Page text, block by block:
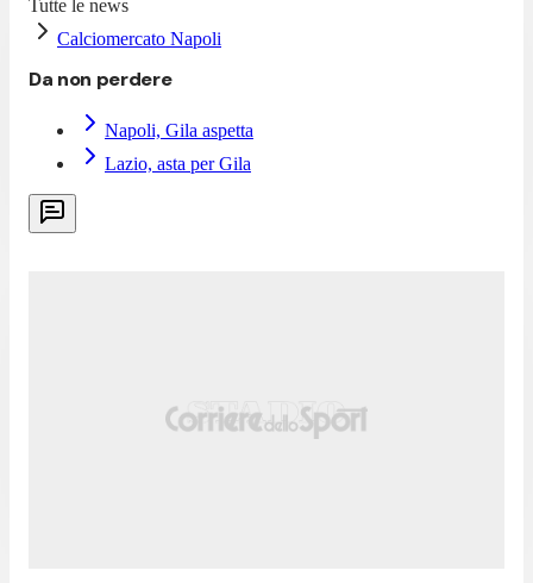
Tutte le news
Calciomercato Napoli
Da non perdere
Napoli, Gila aspetta
Lazio, asta per Gila